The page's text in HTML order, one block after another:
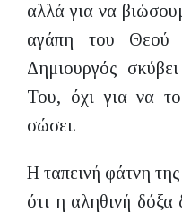
αλλά για να
αγάπη του
Δημιουργός
Του, όχι για να
σώσει.
Η ταπεινή φάτνη
ότι η αληθινή δόξα